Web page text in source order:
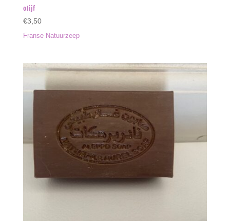
olijf
€3,50
Franse Natuurzeep